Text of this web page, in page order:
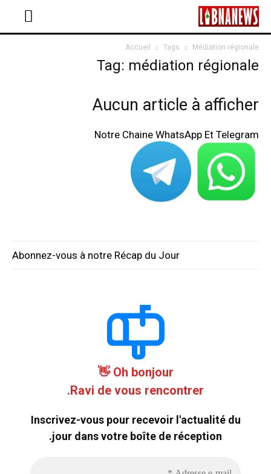
Accueil Tags Médiation régionale
Tag: médiation régionale
Aucun article à afficher
Notre Chaine WhatsApp Et Telegram
Abonnez-vous à notre Récap du Jour
Oh bonjour 👋
Ravi de vous rencontrer.
Inscrivez-vous pour recevoir l'actualité du
jour dans votre boîte de réception.